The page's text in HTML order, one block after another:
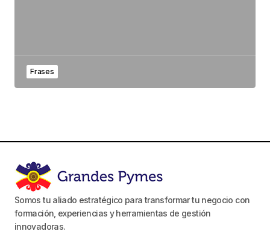
Frases
Somos tu aliado estratégico para transformar tu negocio con
formación, experiencias y herramientas de gestión
innovadoras.